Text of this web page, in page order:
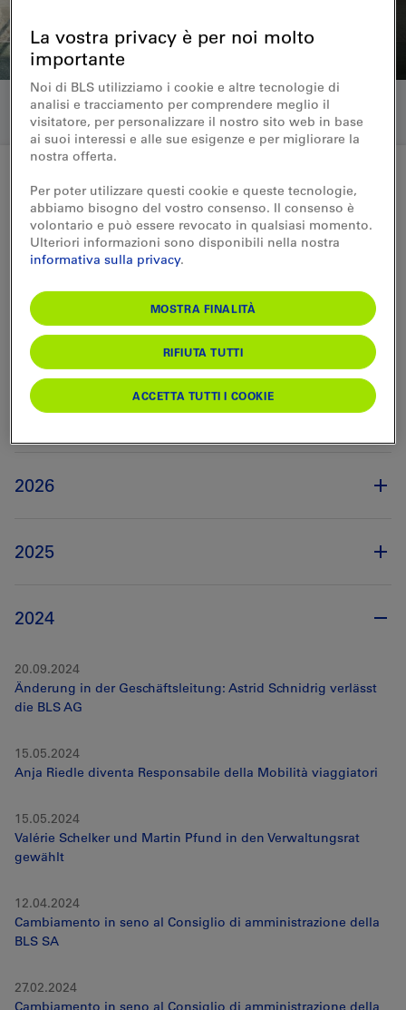
Media
Annunci ad hoc
ai sensi dell'art. 53 LR 05.04.2023
Abbonarsi alle «Comunicazioni ad hoc» della BLS
ai comunicati stampa
2026
2025
2024
20.09.2024
Änderung in der Geschäftsleitung: Astrid Schnidrig verlässt
die BLS AG
15.05.2024
Anja Riedle diventa Responsabile della Mobilità viaggiatori
15.05.2024
Valérie Schelker und Martin Pfund in den Verwaltungsrat
gewählt
12.04.2024
Cambiamento in seno al Consiglio di amministrazione della
BLS SA
27.02.2024
Cambiamento in seno al Consiglio di amministrazione della
La vostra privacy è per noi molto
importante
Noi di BLS utilizziamo i cookie e altre tecnologie di
analisi e tracciamento per comprendere meglio il
visitatore, per personalizzare il nostro sito web in base
ai suoi interessi e alle sue esigenze e per migliorare la
nostra offerta.
Per poter utilizzare questi cookie e queste tecnologie,
abbiamo bisogno del vostro consenso. Il consenso è
volontario e può essere revocato in qualsiasi momento.
Ulteriori informazioni sono disponibili nella nostra
informativa sulla privacy.
MOSTRA FINALITÀ
RIFIUTA TUTTI
ACCETTA TUTTI I COOKIE